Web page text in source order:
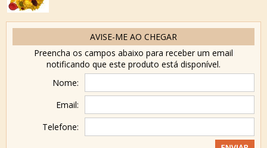
AVISE-ME AO CHEGAR
Preencha os campos abaixo para receber um email
notificando que este produto está disponível.
Nome:
Email:
Telefone: